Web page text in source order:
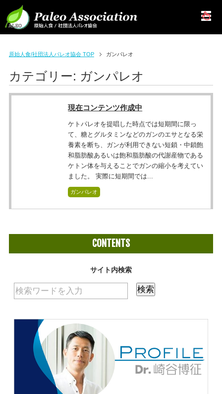
原始人食/社団法人パレオ協会 TOP ガンパレオ
カテゴリー: ガンパレオ
現在コンテンツ作成中
ケトパレオを提唱した時点では短期間に限っ
て、糖とグルタミンなどのガンのエサとなる栄
養素を断ち、ガンが利用できない短鎖・中鎖飽
和脂肪酸あるいは飽和脂肪酸の代謝産物である
ケトン体を与えることでガンの縮小を考えてい
ました。 実際に短期間では...
ガンパレオ
CONTENTS
サイト内検索